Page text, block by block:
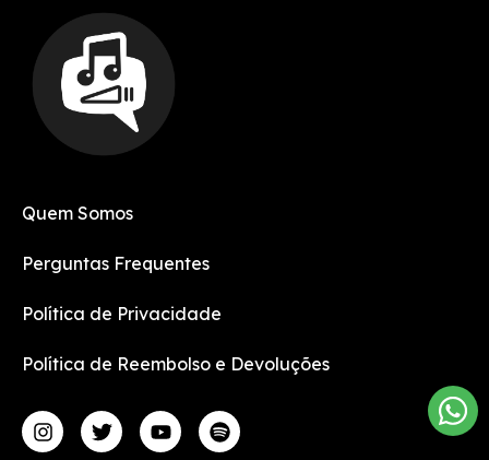
Quem Somos
Perguntas Frequentes
Política de Privacidade
Política de Reembolso e Devoluções